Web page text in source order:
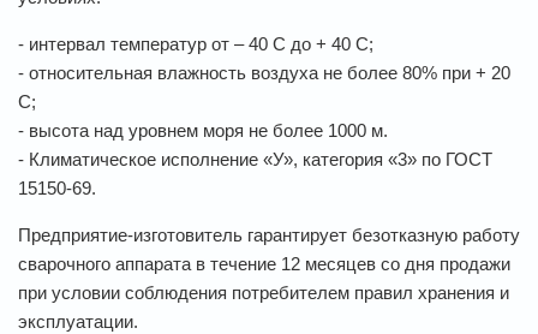
- интервал температур от – 40 С до + 40 С;
- относительная влажность воздуха не более 80% при + 20
С;
- высота над уровнем моря не более 1000 м.
- Климатическое исполнение «У», категория «3» по ГОСТ
15150-69.
Предприятие-изготовитель гарантирует безотказную работу
сварочного аппарата в течение 12 месяцев со дня продажи
при условии соблюдения потребителем правил хранения и
эксплуатации.